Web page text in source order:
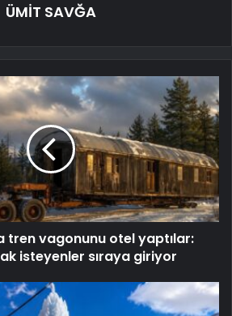
ÜMİT SAVĞA
tren vagonunu otel yaptılar:
isteyenler sıraya giriyor